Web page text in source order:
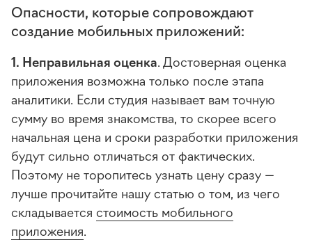
Опасности, которые сопровождают
создание мобильных приложений:
1. Неправильная оценка. Достоверная оценка
приложения возможна только после этапа
аналитики. Если студия называет вам точную
сумму во время знакомства, то скорее всего
начальная цена и сроки разработки приложения
будут сильно отличаться от фактических.
Поэтому не торопитесь узнать цену сразу —
лучше прочитайте нашу статью о том, из чего
складывается стоимость мобильного
приложения.